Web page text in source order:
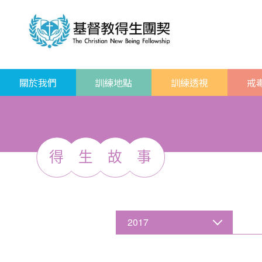
關於我們 訓練地點 訓練透視 戒
得 生 故 事
2017